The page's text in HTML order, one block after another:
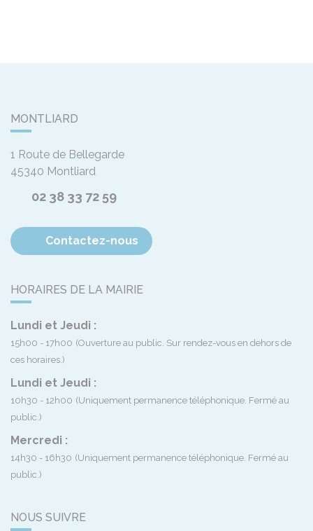
MONTLIARD
1 Route de Bellegarde
45340 Montliard
02 38 33 72 59
Contactez-nous
HORAIRES DE LA MAIRIE
Lundi et Jeudi :
15h00 - 17h00 (Ouverture au public. Sur rendez-vous en dehors de
ces horaires.)
Lundi et Jeudi :
10h30 - 12h00 (Uniquement permanence téléphonique. Fermé au
public.)
Mercredi :
14h30 - 16h30 (Uniquement permanence téléphonique. Fermé au
public.)
NOUS SUIVRE